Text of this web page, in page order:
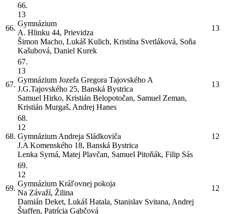
66.
66.
13
Gymnázium
A. Hlinku 44, Prievidza
Šimon Macho, Lukáš Kulich, Kristína Svetláková, Soňa
Kašubová, Daniel Kurek
13
67.
67.
13
Gymnázium Jozefa Gregora Tajovského A
J.G.Tajovského 25, Banská Bystrica
Samuel Hirko, Kristián Belopotočan, Samuel Zeman,
Kristián Murgaš, Andrej Hanes
13
68.
68.
12
Gymnázium Andreja Sládkoviča
J.A Komenského 18, Banská Bystrica
Lenka Syrná, Matej Plavčan, Samuel Pitoňák, Filip Sás
12
69.
69.
12
Gymnázium Kráľovnej pokoja
Na Závaží, Žilina
Damián Deket, Lukáš Hatala, Stanislav Svitana, Andrej
Štaffen, Patrícia Gabčová
12